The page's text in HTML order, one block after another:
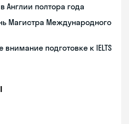
Англии полтора года
Магистра Международного
внимание подготовке к IELTS